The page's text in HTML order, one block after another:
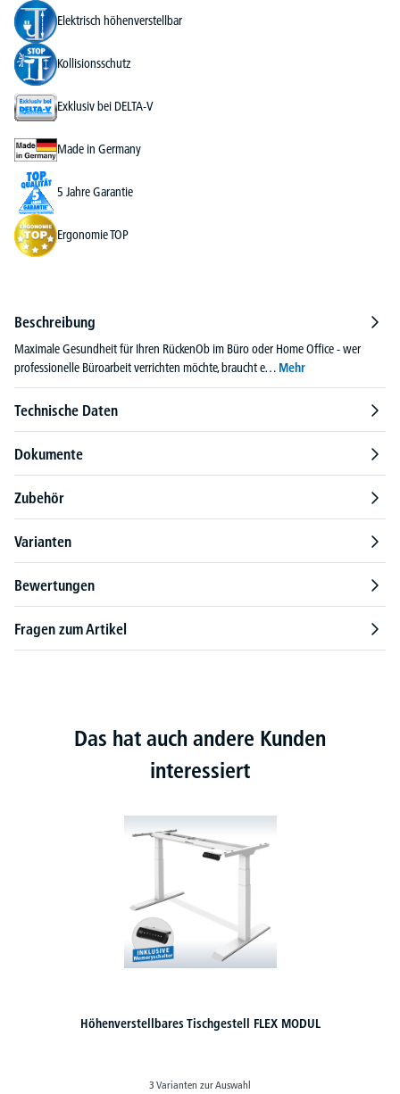
Elektrisch höhenverstellbar
Kollisionsschutz
Exklusiv bei DELTA-V
Made in Germany
5 Jahre Garantie
Ergonomie TOP
Beschreibung
Maximale Gesundheit für Ihren RückenOb im Büro oder Home Office - wer
professionelle Büroarbeit verrichten möchte, braucht e… Mehr
Technische Daten
Dokumente
Zubehör
Varianten
Bewertungen
Fragen zum Artikel
Das hat auch andere Kunden
interessiert
Höhenverstellbares Tischgestell FLEX MODUL
3 Varianten zur Auswahl